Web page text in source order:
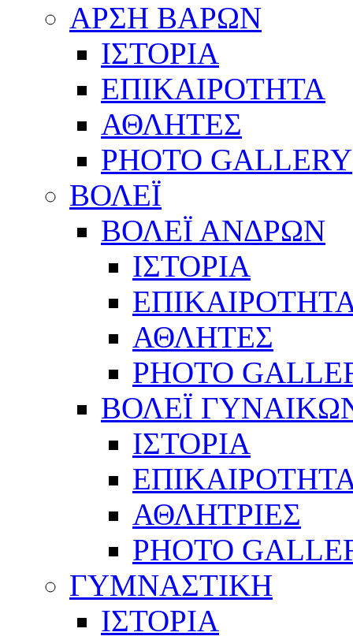
ΑΡΣΗ ΒΑΡΩΝ
ΙΣΤΟΡΙΑ
ΕΠΙΚΑΙΡΟΤΗΤΑ
ΑΘΛΗΤΕΣ
PHOTO GALLERY
ΒΟΛΕΪ
ΒΟΛΕΪ ΑΝΔΡΩΝ
ΙΣΤΟΡΙΑ
ΑΘΛΗΤΕΣ
PHOTO
ΒΟΛΕΪ
ΙΣΤΟΡΙΑ
ΑΘΛΗΤΡΙΕΣ
PHOTO
ΓΥΜΝΑΣΤΙΚΗ
ΙΣΤΟΡΙΑ